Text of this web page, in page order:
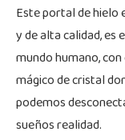
Este portal de
y de alta calidad, es
mundo humano,
mágico de cristal
podemos
sueños realidad.